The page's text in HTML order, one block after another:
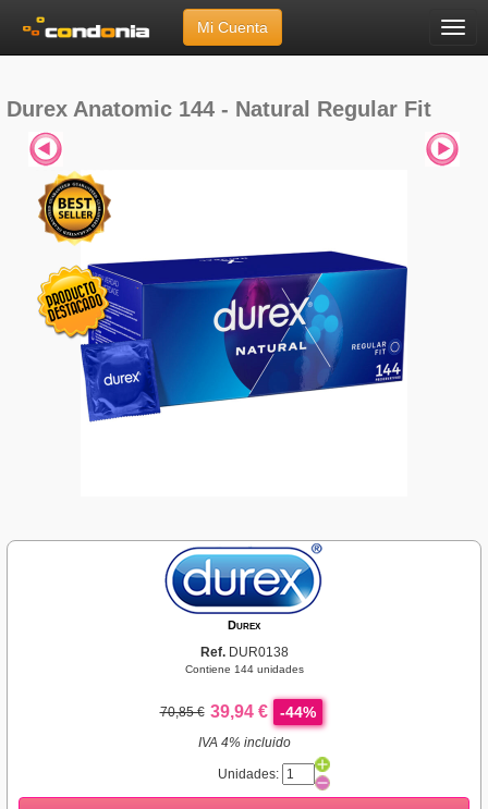
Menú
Mi Cuenta
Anatomic 144 - Natural Regular Fit
Durex Anatomic 144 - Natural Regular Fit
Durex
Ref. DUR0138
Contiene 144 unidades
70,85 € 39,94 € -44%
IVA 4% incluido
Unidades: